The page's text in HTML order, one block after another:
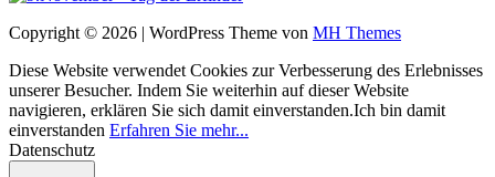
Copyright © 2026 | WordPress Theme von MH Themes
Diese Website verwendet Cookies zur Verbesserung des Erlebnisses
unserer Besucher. Indem Sie weiterhin auf dieser Website
navigieren, erklären Sie sich damit einverstanden.Ich bin damit
einverstanden Erfahren Sie mehr...
Datenschutz